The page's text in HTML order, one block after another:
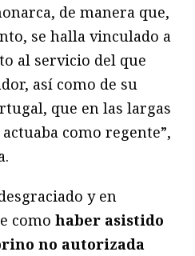
de manera que,
se halla vinculado a
al servicio del que
así como de su
que en las largas
como regente”,
y en
como haber asistido
no autorizada